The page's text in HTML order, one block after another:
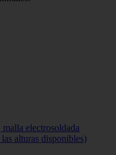
electrosoldada
alturas disponibles)